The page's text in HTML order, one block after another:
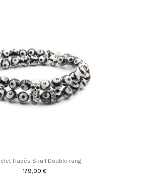
Hadès Skull Double rang
179,00 €